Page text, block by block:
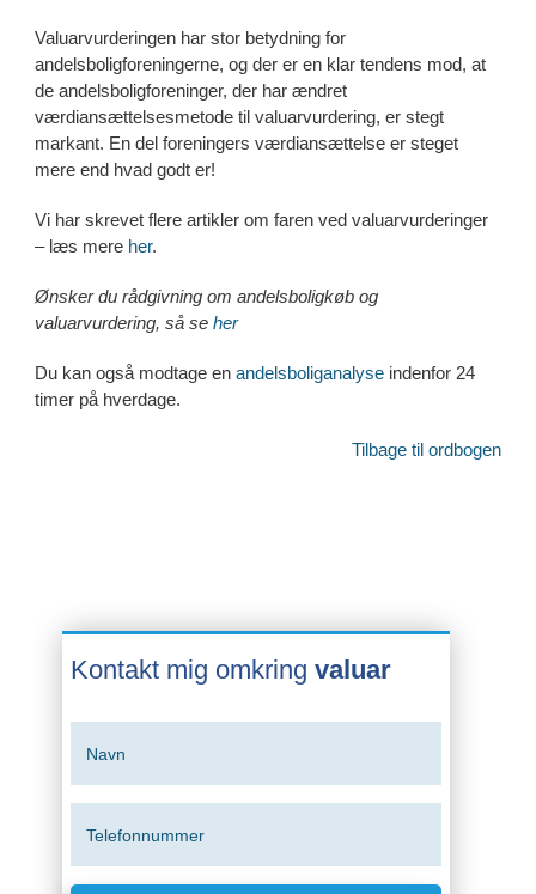
Valuarvurderingen har stor betydning for
andelsboligforeningerne, og der er en klar tendens mod, at
de andelsboligforeninger, der har ændret
værdiansættelsesmetode til valuarvurdering, er stegt
markant. En del foreningers værdiansættelse er steget
mere end hvad godt er!
Vi har skrevet flere artikler om faren ved valuarvurderinger
– læs mere her.
Ønsker du rådgivning om andelsboligkøb og
valuarvurdering, så se her
Du kan også modtage en andelsboliganalyseindenfor 24
timer på hverdage.
Tilbage til ordbogen
Kontakt mig omkring valuar